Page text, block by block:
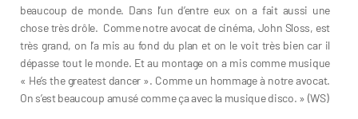
beaucoup de monde. Dans l’un d’entre eux on a fait aussi une
chose très drôle. Comme notre avocat de cinéma, John Sloss, est
très grand, on l’a mis au fond du plan et on le voit très bien car il
dépasse tout le monde. Et au montage on a mis comme musique
« He’s the greatest dancer ». Comme un hommage à notre avocat.
On s’est beaucoup amusé comme ça avec la musique disco. » (WS)